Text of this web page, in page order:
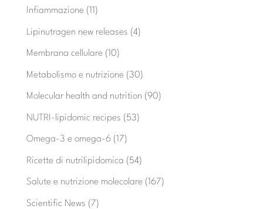
Infiammazione (11)
Lipinutragen new releases (4)
Membrana cellulare (10)
Metabolismo e nutrizione (30)
Molecular health and nutrition (90)
NUTRI-lipidomic recipes (53)
Omega-3 e omega-6(17)
Ricette di nutrilipidomica (54)
Salute e nutrizione molecolare (167)
Scientific News (7)